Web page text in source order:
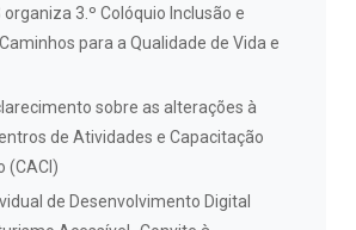
organiza 3.º Colóquio Inclusão e
para a Qualidade de Vida e
sobre as alterações à
de Atividades e Capacitação
(CACI)
de Desenvolvimento Digital